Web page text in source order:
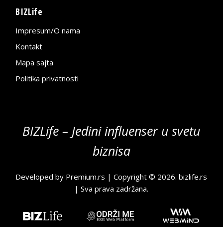
BIZLife
Impresum/O nama
Kontakt
Mapa sajta
Politika privatnosti
BIZLife – Jedini influenser u svetu
biznisa
Developed by Premium.rs | Copyright © 2026.bizlife.rs
| Sva prava zadržana.